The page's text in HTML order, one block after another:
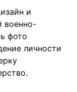
и
военно-
фото
личности